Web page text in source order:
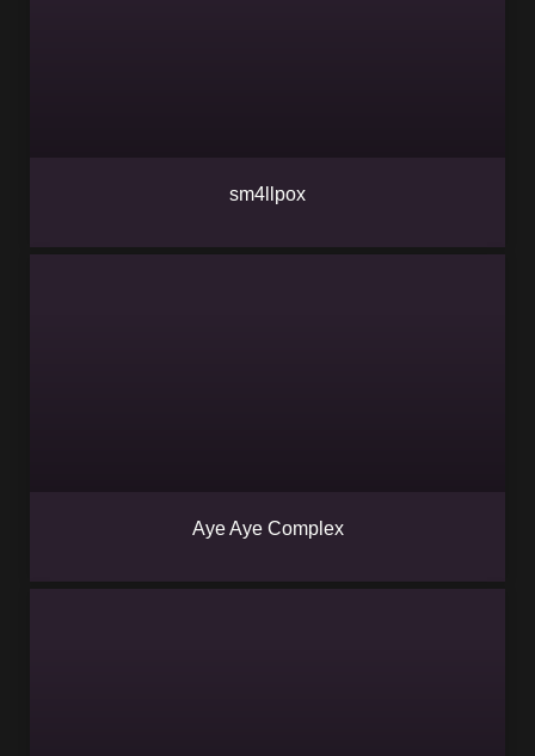
sm4llpox
Aye Aye Complex